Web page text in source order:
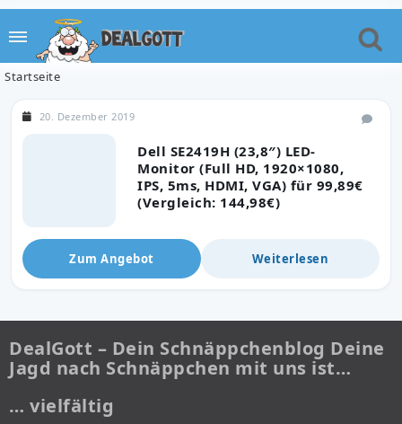
Startseite
Dell SE2419H (23,8″) LED-
Monitor (Full HD, 1920×1080,
IPS, 5ms, HDMI, VGA) für 99,89€
(Vergleich: 144,98€)
20. Dezember 2019
Zum Angebot Weiterlesen
DealGott – Dein Schnäppchenblog Deine
Jagd nach Schnäppchen mit uns ist…
… vielfältig